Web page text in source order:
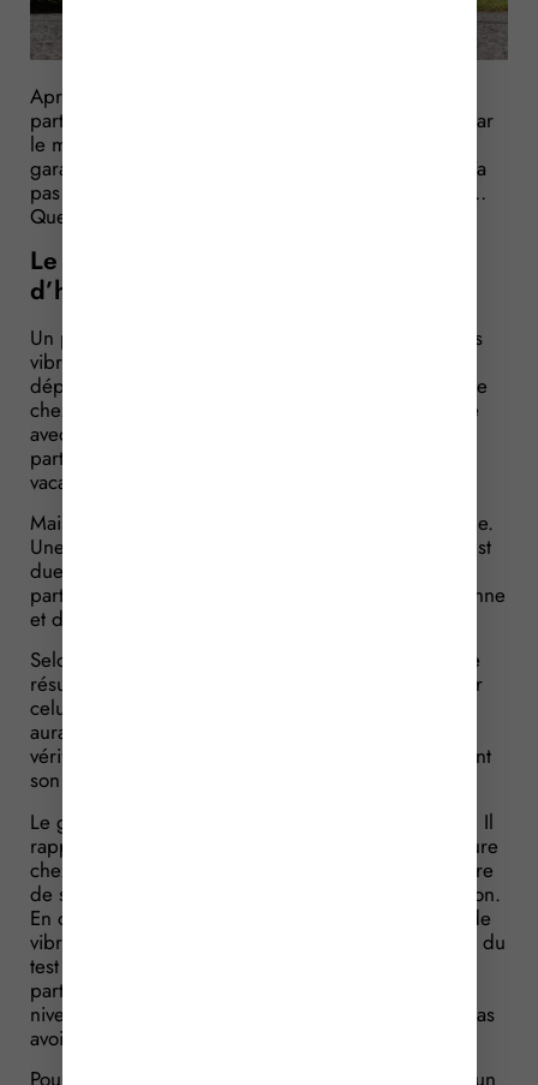
Après avoir mis sa voiture au garage, un particulier
part en vacances. Mais sa voiture tombe en panne car
le moteur manquait d’huile. Pour le particulier, le
garagiste est responsable de cette panne car il ne l’a
pas informé qu’il devait vérifier le niveau de l’huile…
Que dit le juge ?
Le garagiste devait-il vérifier le niveau
d’huile moteur ?
Un particulier remarque que sa voiture présente des
vibrations importantes quand il roule juste avant son
départ en vacances. En urgence, il dépose sa voiture
chez un garagiste. Ce dernier fait un essai sur route
avec son client et ne constate aucune vibration. Le
particulier récupère sa voiture et part donc en
vacances, rassuré.
Mais durant ses vacances, sa voiture tombe en panne.
Une expertise est réalisée et conclut que la panne est
due à un défaut de lubrification du moteur. Pour le
particulier, le garagiste est responsable de cette panne
et doit l’indemniser.
Selon lui, le garagiste a manqué à son obligation de
résultat en ne vérifiant pas les niveaux, en particulier
celui de l’huile. De plus, il estime que le garagiste
aurait dû l’informer qu’il n’avait pas procédé à ces
vérifications et le conseiller de le faire lui-même avant
son départ en vacances.
Le garagiste conteste être responsable de la panne. Il
rappelle que le particulier est venu déposer sa voiture
chez lui en urgence, qu’il ne lui a donné aucun ordre
de service écrit et qu’il n’a effectué aucune réparation.
En outre, le particulier est venu pour un problème de
vibration pour lequel il reconnaît lui-même que, lors du
test sur route, aucun problème n’a été détecté. Le
particulier ne lui ayant pas demandé de vérifier les
niveaux et notamment celui de l’huile, il estime ne pas
avoir manqué à ses obligations.
Pour le juge, parce que le particulier n’a donné aucun